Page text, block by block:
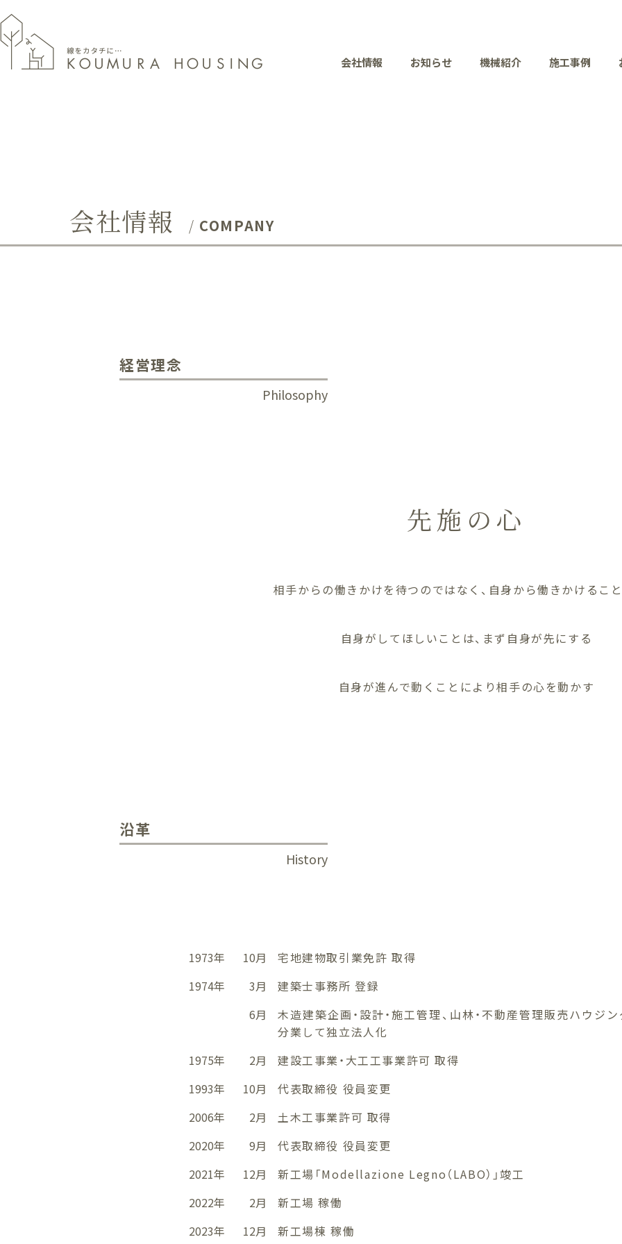
会社情報 お知らせ 機械紹介 施工事例
会社情報 COMPANY
経営理念
Philosophy
先施の心
相手からの働きかけを待つのではなく、 自身から働きかけるこ
自身がしてほしいことは、まず自身が先にする
自身が進んで動くことにより相手の心を動かす
沿革
History
1973年 10月
宅地建物取引業免許 取得
1974年
3月
建築士事務所 登録
6月
木造建築企画・設計・施工管理、山林・不動産管理販売ハウジ
分業して独立法人化
1975年
2月
建設工事業・大工工事業許可 取得
1993年
10月
代表取締役 役員変更
2006年
2月
土木工事業許可 取得
2020年
9月
代表取締役 役員変更
2021年
12月
新工場「Modellazione Legno（LABO）」竣工
2022年
2月
新工場 稼働
2023年
12月 新工場棟 稼働